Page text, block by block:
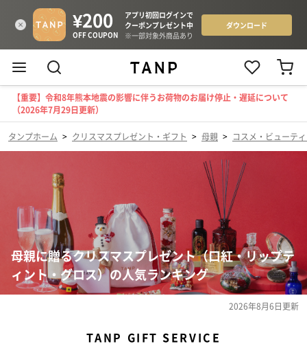
【重要】令和8年熊本地震の影響に伴うお荷物のお届け停止・遅延について
（2026年7月29日更新）
タンプホーム > クリスマスプレゼント・ギフト > 母親 > コスメ・ビューテ
母親に贈るクリスマスプレゼント（口紅・リップテ
ィント・グロス）の人気ランキング
2026年8月6日更新
TANP GIFT SERVICE